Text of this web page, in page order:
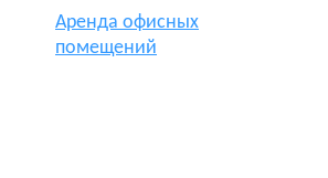
Аренда офисных
помещений